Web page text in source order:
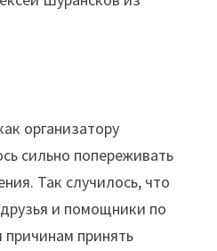
организатору
сильно попереживать
Так случилось, что
и помощники по
принять